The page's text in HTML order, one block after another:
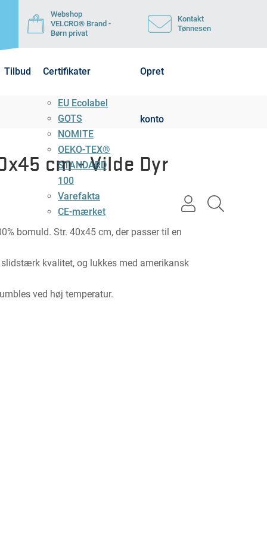
Webshop
VELCRO® Brand -
Børn privat
Kontakt
Tønnesen
Tilbud Certifikater
EU Ecolabel
GOTS
NOMITE
OEKO-TEX®
STANDARD
100
Varefakta
CE-mærket
Opret
konto
user
cm - Vilde Dyr
bomuld. Str. 40x45 cm, der passer til en
kvalitet, og lukkes med amerikansk
ved høj temperatur.